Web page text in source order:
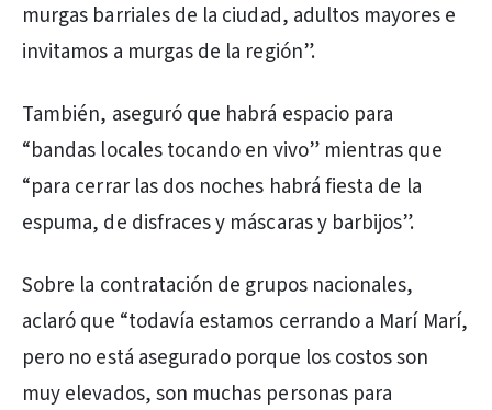
murgas barriales de la ciudad, adultos mayores e
invitamos a murgas de la región”.
También, aseguró que habrá espacio para
“bandas locales tocando en vivo” mientras que
“para cerrar las dos noches habrá fiesta de la
espuma, de disfraces y máscaras y barbijos”.
Sobre la contratación de grupos nacionales,
aclaró que “todavía estamos cerrando a Marí Marí,
pero no está asegurado porque los costos son
muy elevados, son muchas personas para